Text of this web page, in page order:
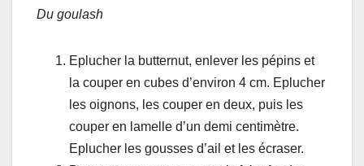
Du goulash
Eplucher la butternut, enlever les pépins et
la couper en cubes d’environ 4 cm. Eplucher
les oignons, les couper en deux, puis les
couper en lamelle d’un demi centimètre.
Eplucher les gousses d’ail et les écraser.